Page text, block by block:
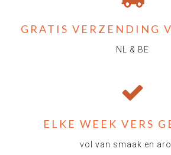
GRATIS VERZENDING
NL & BE
ELKE WEEK VERS
vol van smaak en